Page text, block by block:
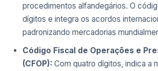
procedimentos alfandegários. O
dígitos e integra os acordos
padronizando mercadorias
Código Fiscal de Operações e
(CFOP): Com quatro dígitos, indica a